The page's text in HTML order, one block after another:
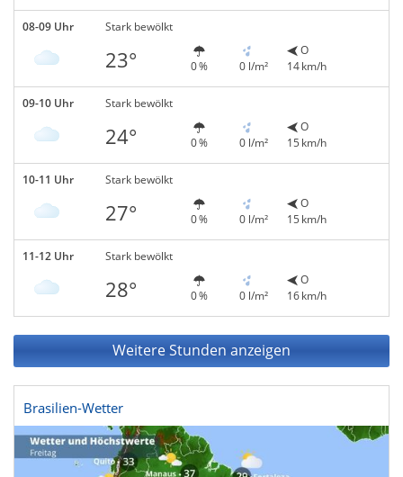
08-09 Uhr Stark bewölkt
23° 0 % 0 l/m²
O
14 km/h
09-10 Uhr Stark bewölkt
24° 0 % 0 l/m²
O
15 km/h
10-11 Uhr Stark bewölkt
27° 0 % 0 l/m²
O
15 km/h
11-12 Uhr Stark bewölkt
28° 0 % 0 l/m²
O
16 km/h
Weitere Stunden anzeigen
Brasilien-Wetter